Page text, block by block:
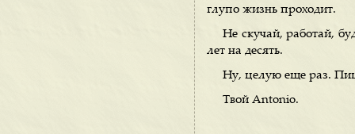
глупо жизнь проходит.
Не скучай, работай,
лет на десять.
Ну, целую еще раз.
Твой Antonio.